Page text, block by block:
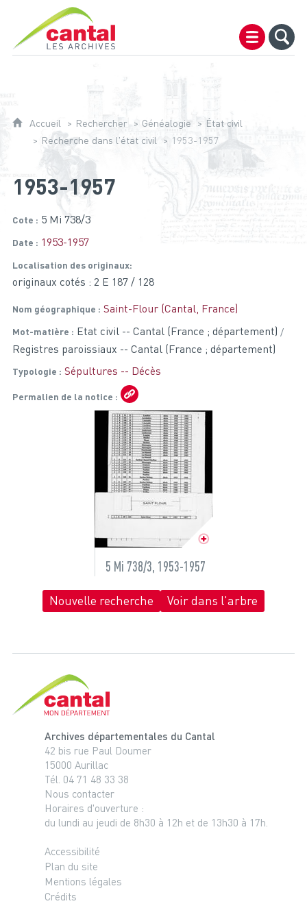
Archives du Cantal
Accueil Rechercher Généalogie
État civil
Recherche dans l'état civil
1953-1957
1953-1957
Cote 5 Mi 738/3
Date 1953-1957
Localisation des originaux
originaux cotés : 2 E 187 / 128
Nom géographique Saint-Flour (Cantal, France)
Mot-matière
Etat civil -- Cantal (France ; département)
Registres paroissiaux -- Cantal (France ; département)
Typologie Sépultures -- Décès
Permalien de la notice
5 Mi 738/3, 1953-1957
Nouvelle recherche Voir dans l'arbre
Archives départementales du Cantal
42 bis rue Paul Doumer
15000 Aurillac
Tél. 04 71 48 33 38
Nous contacter
Horaires d'ouverture :
du lundi au jeudi de 8h30 à 12h et de 13h30 à 17h.
Accessibilité
Plan du site
Mentions légales
Crédits